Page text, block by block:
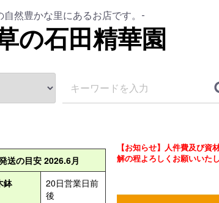
自然豊かな里にあるお店です。-
の石田精華園
【お知らせ】人件費及び
解の程よろしくお願いいたし